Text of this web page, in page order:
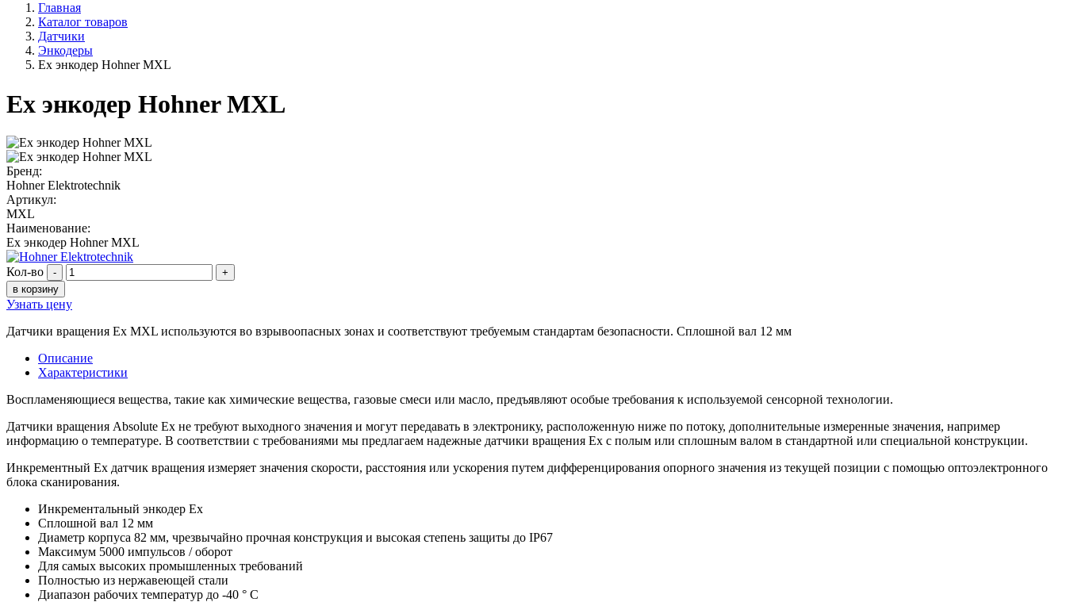
Главная
Каталог товаров
Датчики
Энкодеры
Ex энкодер Hohner MXL
Ex энкодер Hohner MXL
Бренд:
Hohner Elektrotechnik
Артикул:
MXL
Наименование:
Ex энкодер Hohner MXL
Кол-во -
+
в корзину
Узнать цену
Датчики вращения Ex MXL используются во взрывоопасных зонах и соответствуют требуемым стандартам безопасности. Сплошной вал 12 мм
Описание
Характеристики
Воспламеняющиеся вещества, такие как химические вещества, газовые смеси или масло, предъявляют особые требования к используемой сенсорной технологии.
Датчики вращения Absolute Ex не требуют выходного значения и могут передавать в электронику, расположенную ниже по потоку, дополнительные измеренные значения, например
информацию о температуре. В соответствии с требованиями мы предлагаем надежные датчики вращения Ex с полым или сплошным валом в стандартной или специальной конструкции.
Инкрементный Ex датчик вращения измеряет значения скорости, расстояния или ускорения путем дифференцирования опорного значения из текущей позиции с помощью оптоэлектронного
блока сканирования.
Инкрементальный энкодер Ex
Сплошной вал 12 мм
Диаметр корпуса 82 мм, чрезвычайно прочная конструкция и высокая степень защиты до IP67
Максимум 5000 импульсов / оборот
Для самых высоких промышленных требований
Полностью из нержавеющей стали
Диапазон рабочих температур до -40 ° C